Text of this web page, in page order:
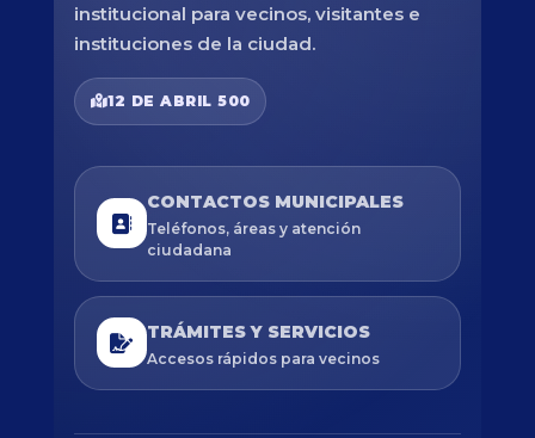
institucional para vecinos, visitantes e
instituciones de la ciudad.
12 DE ABRIL 500
CONTACTOS MUNICIPALES
Teléfonos, áreas y atención
ciudadana
TRÁMITES Y SERVICIOS
Accesos rápidos para vecinos